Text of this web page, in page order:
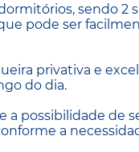
sendo 2
pode ser
privativa e
do dia.
a possibilidade de
a